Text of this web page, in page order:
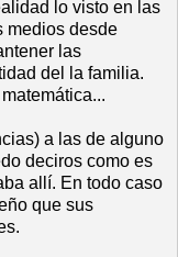
lo visto en las
medios desde
las
del la familia.
a las de alguno
deciros como es
allí. En todo caso
que sus